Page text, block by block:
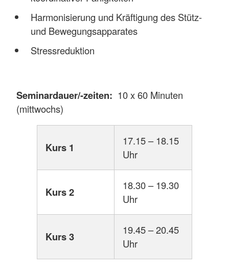
Harmonisierung und Kräftigung des Stütz-
und Bewegungsapparates
Stressreduktion
Seminardauer/-zeiten: 10 x 60 Minuten
(mittwochs)
Kurs 1
17.15 – 18.15
Uhr
Kurs 2
18.30 – 19.30
Uhr
Kurs 3
19.45 – 20.45
Uhr